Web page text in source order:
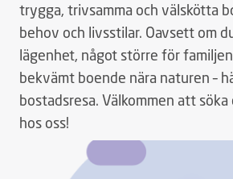
trygga, trivsamma och välskötta
behov och livsstilar. Oavsett om
lägenhet, något större för
bekvämt boende nära naturen –
bostadsresa. Välkommen att
hos oss!